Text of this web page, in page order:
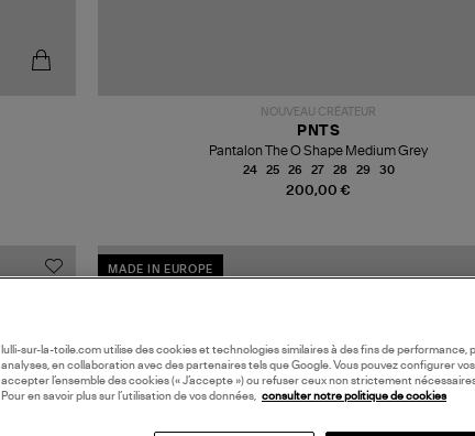
NOUVEAU CRÉATEUR
200,00 €
PNTS
Pantalon The O Shape Medium Grey
24 25 26 27 28 29 30
MADE IN EUROPE
lulli-sur-la-toile.com utilise des cookies et technologies similaires à des fins de performance,
analyses, en collaboration avec des partenaires tels que Google. Vous pouvez configurer
accepter l’ensemble des cookies (« J’accepte ») ou refuser ceux non strictement
Pour en savoir plus sur l’utilisation de vos données, consulter notre politique de cookies